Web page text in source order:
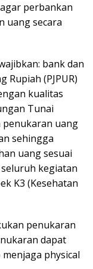
perbankan
uang secara
bank dan
Rupiah (PJPUR)
kualitas
Tunai
penukaran uang
sehingga
uang sesuai
kegiatan
K3 (Kesehatan
penukaran
dapat
physical